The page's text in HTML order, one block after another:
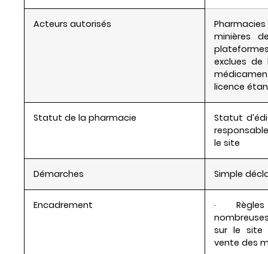
Acteurs autorisés
minières
exclues
licence
Statut de la pharmacie
Statut
le site
Démarches Simple
Encadrement
·
sur le site
vente des